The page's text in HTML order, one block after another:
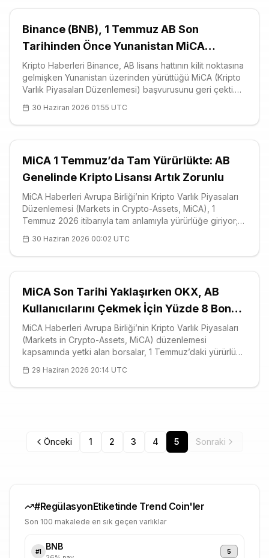
Binance (BNB), 1 Temmuz AB Son
Tarihinden Önce Yunanistan MiCA
Başvurusunu Geri Çekti
Kripto Haberleri Binance, AB lisans hattının kilit noktasına
gelmişken Yunanistan üzerinden yürüttüğü MiCA (Kripto
Varlık Piyasaları Düzenlemesi) başvurusunu geri çekti.
Haziran’daki açıklamasında başvurunun tümüyle uyumlu
olduğunu ve onaya çok ya
30 Haziran 2026 01:55 UTC
MiCA 1 Temmuz’da Tam Yürürlükte: AB
Genelinde Kripto Lisansı Artık Zorunlu
MiCA Haberleri Avrupa Birliği’nin Kripto Varlık Piyasaları
Düzenlemesi (Markets in Crypto-Assets, MiCA), 1
Temmuz 2026 itibarıyla tam anlamıyla yürürlüğe giriyor;
gösteren kripto varlık hizmet sağlayıcıları için ortak lisans
rejimi fiilen
30 Haziran 2026 00:02 UTC
MiCA Son Tarihi Yaklaşırken OKX, AB
Kullanıcılarını Çekmek İçin Yüzde 8 Bonus
Açıkladı
MiCA Haberleri Avrupa Birliği’nin Kripto Varlık Piyasaları
(Markets in Crypto-Assets, MiCA) düzenlemesi
kapsamında yetki alan borsalar, 1 Temmuz’daki yürürlük
kullanıcıları kapmak için agresif bir hamle başlattı. OKX
Europe Üst Y
29 Haziran 2026 20:14 UTC
Önceki 1 2 3 4 5 Sonraki
#RegülasyonEtiketinde Trend Coin'ler
Son 100 makalede en sık geçen varlıklar
#1 BNB 5